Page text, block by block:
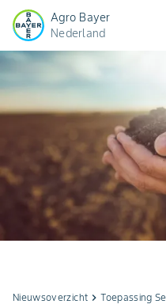
Agro Bayer
Nederland
Nieuwsoverzicht keyboard_arrow_rightToepassing